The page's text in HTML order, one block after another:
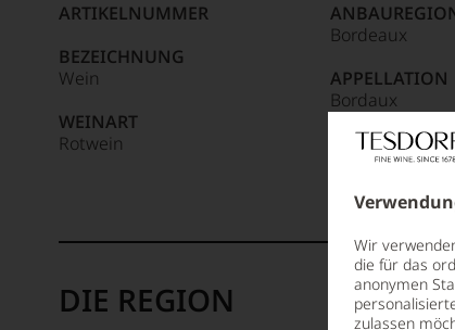
Wir
die für das
anonymen
zulassen
ARTIKELNUMMER
BEZEICHNUNG
Wein
WEINART
Rotwein
Bordeaux
APPELLATION
Bordaux
REBSORTEN
100% Merlot
DIE REGION